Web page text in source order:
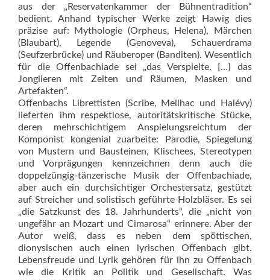
aus der „Reservatenkammer der Bühnentradition“
bedient. Anhand typischer Werke zeigt Hawig dies
präzise auf: Mythologie (Orpheus, Helena), Märchen
(Blaubart), Legende (Genoveva), Schauerdrama
(Seufzerbrücke) und Räuberoper (Banditen). Wesentlich
für die Offenbachiade sei „das Verspielte, […] das
Jonglieren mit Zeiten und Räumen, Masken und
Artefakten“.
Offenbachs Librettisten (Scribe, Meilhac und Halévy)
lieferten ihm respektlose, autoritätskritische Stücke,
deren mehrschichtigem Anspielungsreichtum der
Komponist kongenial zuarbeite: Parodie, Spiegelung
von Mustern und Bausteinen, Klischees, Stereotypen
und Vorprägungen kennzeichnen denn auch die
doppelzüngig-tänzerische Musik der Offenbachiade,
aber auch ein durchsichtiger Orchestersatz, gestützt
auf Streicher und solistisch geführte Holzbläser. Es sei
„die Satzkunst des 18. Jahrhunderts“, die „nicht von
ungefähr an Mozart und Cimarosa“ erinnere. Aber der
Autor weiß, dass es neben dem spöttischen,
dionysischen auch einen lyrischen Offenbach gibt.
Lebensfreude und Lyrik gehören für ihn zu Offenbach
wie die Kritik an Politik und Gesellschaft. Was